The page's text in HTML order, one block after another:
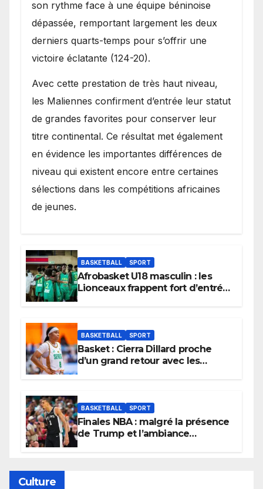
son rythme face à une équipe béninoise
dépassée, remportant largement les deux
derniers quarts-temps pour s’offrir une
victoire éclatante (124-20).
Avec cette prestation de très haut niveau,
les Maliennes confirment d’entrée leur statut
de grandes favorites pour conserver leur
titre continental. Ce résultat met également
en évidence les importantes différences de
niveau qui existent encore entre certaines
sélections dans les compétitions africaines
de jeunes.
BASKETBALL SPORT
Afrobasket U18 masculin : les
Lionceaux frappent fort d’entrée
BASKETBALL SPORT
Basket : Cierra Dillard proche
d’un grand retour avec les
BASKETBALL SPORT
Finales NBA : malgré la présence
de Trump et l’ambiance
Culture